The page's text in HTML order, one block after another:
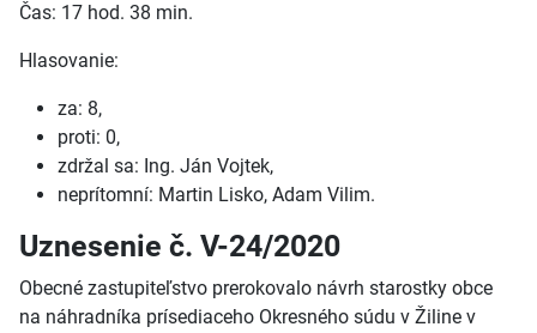
Čas: 17 hod. 38 min.
Hlasovanie:
za: 8,
proti: 0,
zdržal sa: Ing. Ján Vojtek,
neprítomní: Martin Lisko, Adam Vilim.
Uznesenie č. V-24/2020
Obecné zastupiteľstvo prerokovalo návrh starostky obce
na náhradníka prísediaceho Okresného súdu v Žiline v